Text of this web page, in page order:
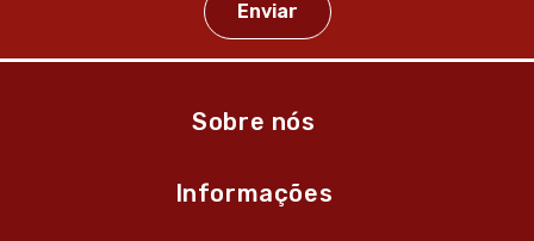
Sobre nós
Informações